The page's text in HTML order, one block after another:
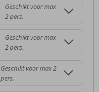
Geschikt voor max
2 pers.
Geschikt voor max
2 pers.
Geschikt voor max 2
pers.